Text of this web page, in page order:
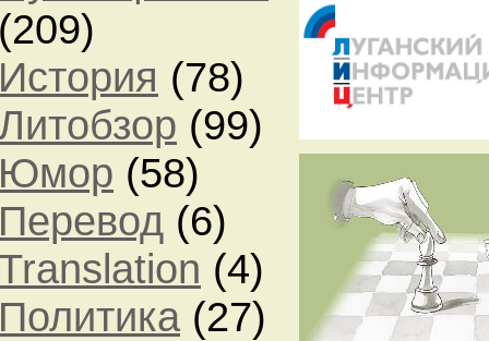
(78)
(99)
(58)
(6)
(4)
(27)